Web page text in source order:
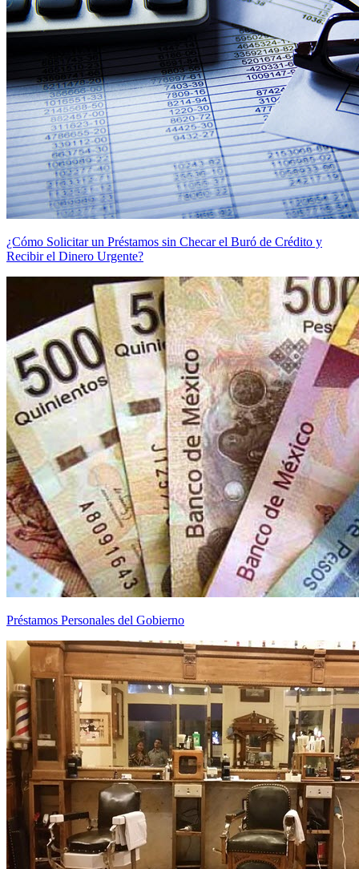
¿Cómo Solicitar un Préstamos sin Checar el Buró de Crédito y
Recibir el Dinero Urgente?
Préstamos Personales del Gobierno